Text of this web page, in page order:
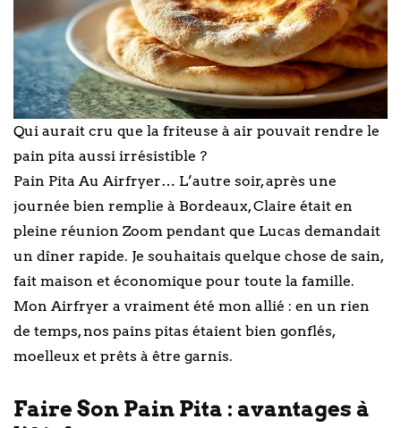
Qui aurait cru que la friteuse à air pouvait rendre le
pain pita aussi irrésistible ?
Pain Pita Au Airfryer… L’autre soir, après une
journée bien remplie à Bordeaux, Claire était en
pleine réunion Zoom pendant que Lucas demandait
un dîner rapide. Je souhaitais quelque chose de sain,
fait maison et économique pour toute la famille.
Mon Airfryer a vraiment été mon allié : en un rien
de temps, nos pains pitas étaient bien gonflés,
moelleux et prêts à être garnis.
Faire Son Pain Pita : avantages à